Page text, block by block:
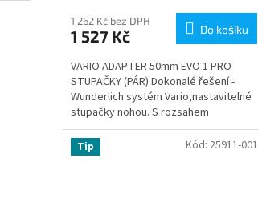
1 262 Kč bez DPH
1 527 Kč Do košíku
VARIO ADAPTER 50mm EVO 1 PRO
STUPAČKY (PÁR) Dokonalé řešení -
Wunderlich systém Vario,nastavitelné
stupačky nohou. S rozsahem
nastavení o průměru až 100 mm není
nic...
Tip Kód: 25911-001